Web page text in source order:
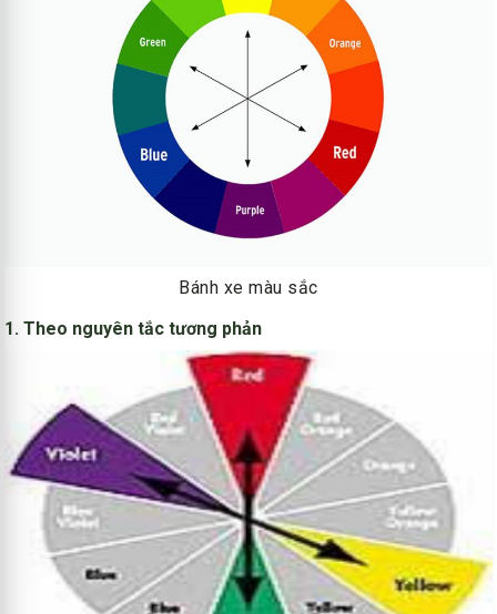
Bánh xe màu sắc
1. Theo nguyên tắc tương phản